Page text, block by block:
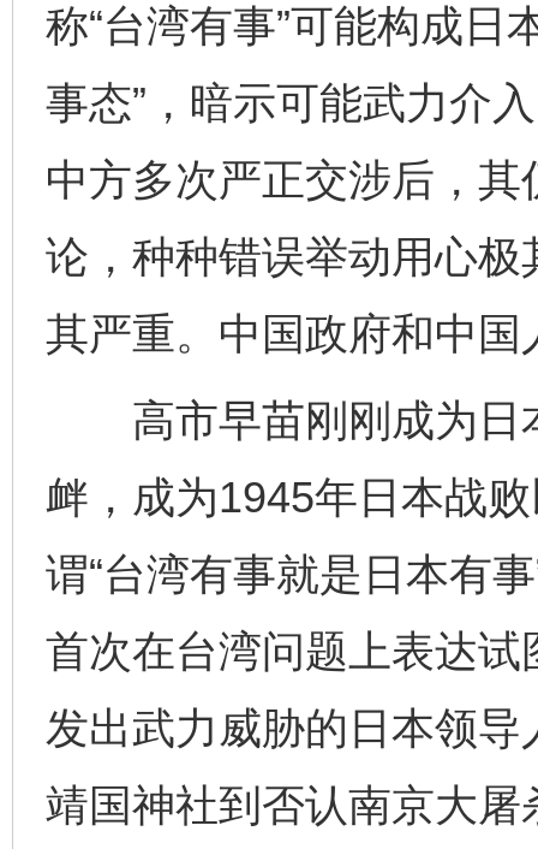
称“台湾有事”可能构成日
事态”，暗示可能武力介
中方多次严正交涉后，
论，种种错误举动用心
其严重。中国政府和中
高市早苗刚刚成为日
衅，成为1945年日本战
谓“台湾有事就是日本有
首次在台湾问题上表达
发出武力威胁的日本领
靖国神社到否认南京大屠